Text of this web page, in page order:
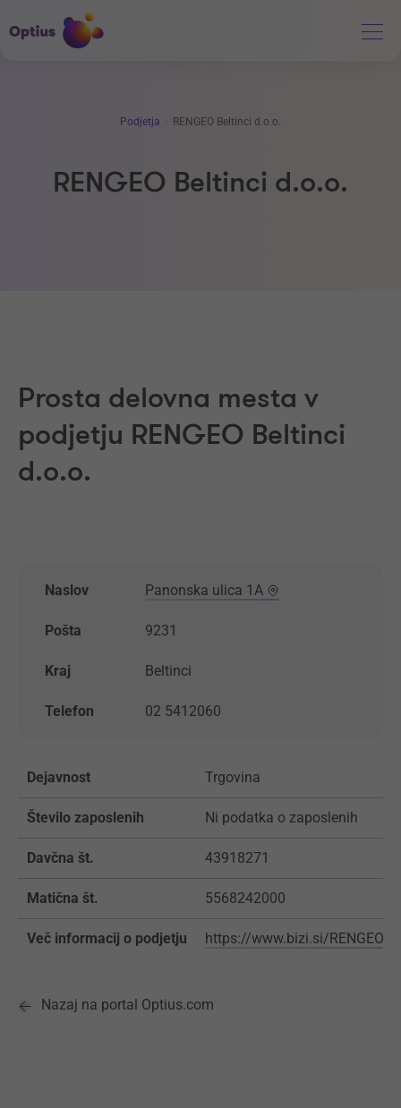
Podjetja RENGEO Beltinci d.o.o.
RENGEO Beltinci d.o.o.
Prosta delovna mesta v
podjetju RENGEO Beltinci
d.o.o.
Naslov Panonska ulica 1A
Pošta 9231
Kraj Beltinci
Telefon 02 5412060
Dejavnost Trgovina
Število zaposlenih Ni podatka o zaposlenih
Davčna št. 43918271
Matična št. 5568242000
Več informacij o podjetju https://www.bizi.si/RENGEO-
Nazaj na portal Optius.com